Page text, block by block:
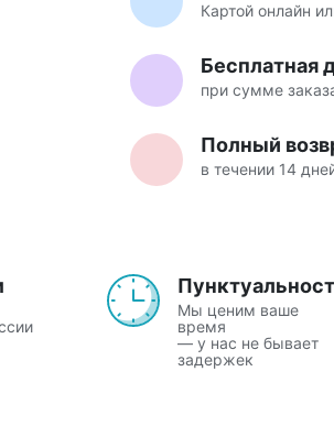
Картой онлайн
Бесплатная
при сумме
Полный
в течении 14
Мы ценим ваше
время
— у нас не бывает
задержек